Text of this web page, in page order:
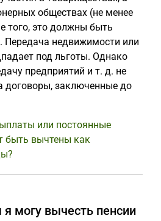
обществах (не менее
того, это должны быть
Передача недвижимости или
под льготы. Однако
предприятий и т. д. не
договоры, заключенные до
или постоянные
быть вычтены как
могу вычесть пенсии